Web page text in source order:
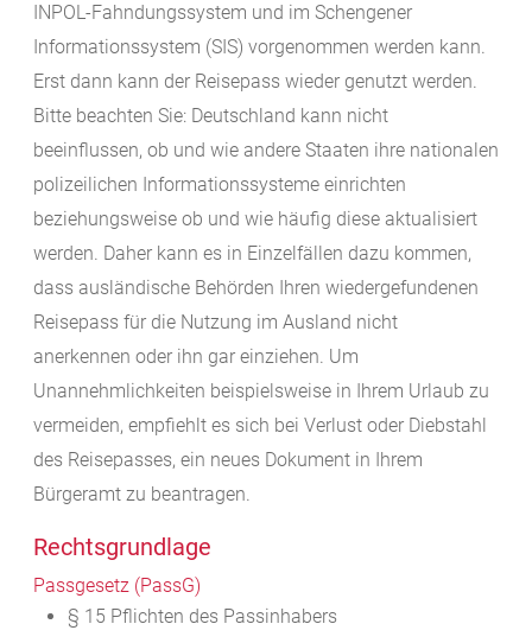
INPOL-Fahndungssystem und im Schengener
Informationssystem (SIS) vorgenommen werden kann.
Erst dann kann der Reisepass wieder genutzt werden.
Bitte beachten Sie: Deutschland kann nicht
beeinflussen, ob und wie andere Staaten ihre nationalen
polizeilichen Informationssysteme einrichten
beziehungsweise ob und wie häufig diese aktualisiert
werden. Daher kann es in Einzelfällen dazu kommen,
dass ausländische Behörden Ihren wiedergefundenen
Reisepass für die Nutzung im Ausland nicht
anerkennen oder ihn gar einziehen. Um
Unannehmlichkeiten beispielsweise in Ihrem Urlaub zu
vermeiden, empfiehlt es sich bei Verlust oder Diebstahl
des Reisepasses, ein neues Dokument in Ihrem
Bürgeramt zu beantragen.
Rechtsgrundlage
Passgesetz (PassG)
§ 15 Pflichten des Passinhabers